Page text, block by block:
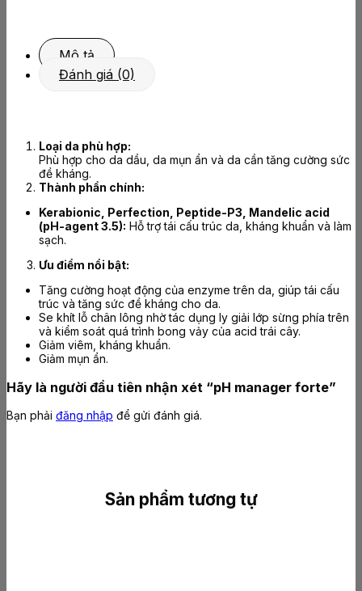
Mô tả
Đánh giá (0)
Loại da phù hợp:
Phù hợp cho da dầu, da mụn ẩn và da cần tăng cường sức
đề kháng.
Thành phần chính:
Kerabionic, Perfection, Peptide-P3, Mandelic acid
(pH-agent 3.5): Hỗ trợ tái cấu trúc da, kháng khuẩn và làm
sạch.
Ưu điểm nổi bật:
Tăng cường hoạt động của enzyme trên da, giúp tái cấu
trúc và tăng sức đề kháng cho da.
Se khít lỗ chân lông nhờ tác dụng ly giải lớp sừng phía trên
và kiểm soát quá trình bong vảy của acid trái cây.
Giảm viêm, kháng khuẩn.
Giảm mụn ẩn.
Hãy là người đầu tiên nhận xét “pH manager forte”
Bạn phải đăng nhập để gửi đánh giá.
Sản phẩm tương tự